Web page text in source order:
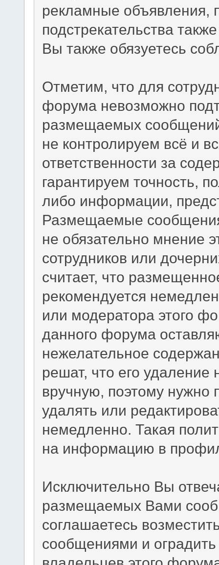
рекламные объявления,
подстрекательства
Вы также обязуетесь
Отметим, что для
форума невозможно
размещаемых
не контролируем всё и
ответственности за
гарантируем точность,
либо информации,
Размещаемые
не обязательно мнение
сотрудников или
считает, что
рекомендуется
или модератора этого
данного форума
нежелательное
решат, что его
вручную, поэтому нужно
удалять или
немедленно. Такая
на информацию в
Исключительно Вы
размещаемых Вами
соглашаетесь
сообщениями и оградить